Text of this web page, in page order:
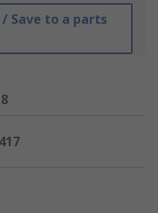
Save to a parts